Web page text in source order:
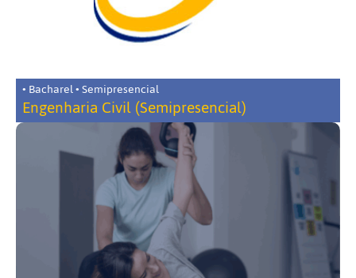
• Bacharel • Semipresencial
Engenharia Civil (Semipresencial)